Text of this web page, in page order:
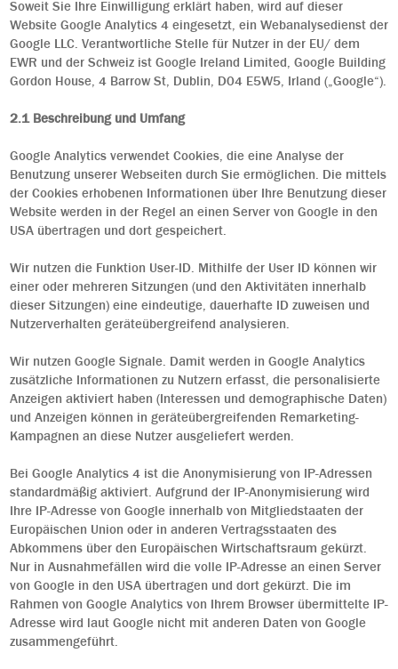
Soweit Sie Ihre Einwilligungerklärt haben, wird auf dieser
Website Google Analytics 4 eingesetzt, ein Webanalysedienst der
Google LLC. Verantwortliche Stelle für Nutzer in der EU/ dem
EWR und der Schweiz ist Google Ireland Limited, Google Building
Gordon House, 4 Barrow St, Dublin, D04 E5W5, Irland („Google“).
2.1 Beschreibung und Umfang
Google Analytics verwendet Cookies, die eine Analyse der
Benutzung unserer Webseiten durch Sie ermöglichen. Die mittels
der Cookies erhobenen Informationen über Ihre Benutzung dieser
Website werden in der Regel an einen Server von Google in den
USA übertragen und dort gespeichert.
Wir nutzen die Funktion User-ID. Mithilfe der User ID können wir
einer oder mehreren Sitzungen (und den Aktivitäten innerhalb
dieser Sitzungen) eine eindeutige, dauerhafte ID zuweisen und
Nutzerverhalten geräteübergreifend analysieren
Wir nutzen Google Signale. Damit werden in Google Analytics
zusätzliche Informationen zu Nutzern erfasst, die personalisierte
Anzeigen aktiviert haben (Interessen und demographische Daten)
und Anzeigen können in geräteübergreifenden Remarketing-
Kampagnen an diese Nutzer ausgeliefert werden.
Bei Google Analytics 4 ist die Anonymisierung von IP-Adressen
standardmäßig aktiviert. Aufgrund der IP-Anonymisierung wird
Ihre IP-Adresse von Google innerhalb von Mitgliedstaaten der
Europäischen Union oder in anderen Vertragsstaaten des
Abkommens über den Europäischen Wirtschaftsraum gekürzt.
Nur in Ausnahmefällen wird die volle IP-Adresse an einen Server
von Google in den USA übertragen und dort gekürzt. Die im
Rahmen von Google Analytics von Ihrem Browser übermittelte IP-
Adresse wird laut Google nicht mit anderen Daten von Google
zusammengeführt.